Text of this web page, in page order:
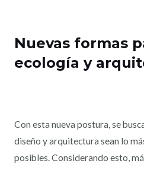
Nuevas formas
ecología y
Con esta nueva postura, se
diseño y arquitectura sean lo
posibles. Considerando esto,